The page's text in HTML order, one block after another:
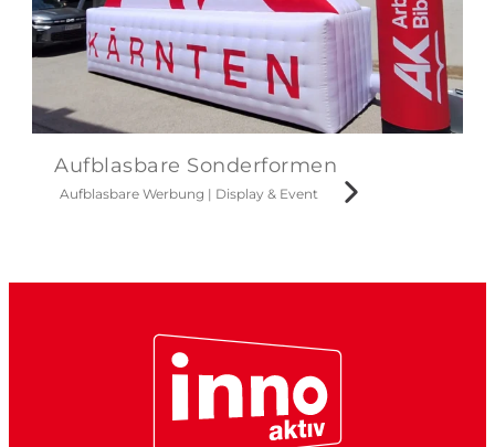
Aufblasbare Sonderformen
Aufblasbare Werbung | Display & Event